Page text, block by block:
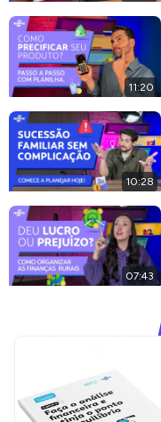
11:20
10:28
07:43